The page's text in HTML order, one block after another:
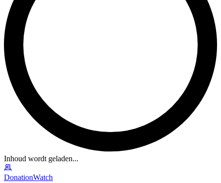
Inhoud wordt geladen...
DonationWatch